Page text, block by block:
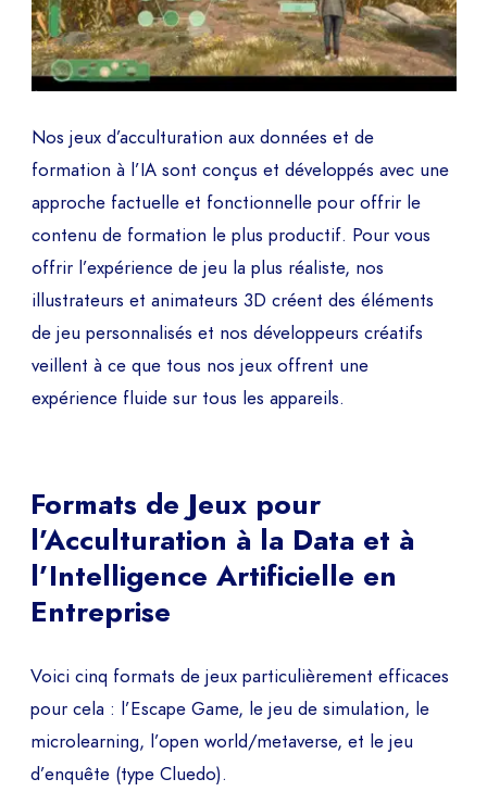
Nos jeux d’acculturation aux données et de
formation à l’IA sont conçus et développés avec une
approche factuelle et fonctionnelle pour offrir le
contenu de formation le plus productif. Pour vous
offrir l’expérience de jeu la plus réaliste, nos
illustrateurs et animateurs 3D créent des éléments
de jeu personnalisés et nos développeurs créatifs
veillent à ce que tous nos jeux offrent une
expérience fluide sur tous les appareils.
Formats de Jeux pour
l’Acculturation à la Data et à
l’Intelligence Artificielle en
Entreprise
Voici cinq formats de jeux particulièrement efficaces
pour cela : l’Escape Game, le jeu de simulation, le
microlearning, l’open world/metaverse, et le jeu
d’enquête (type Cluedo).